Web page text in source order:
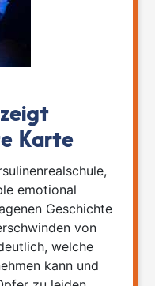
Karte
emotional
Geschichte
von
welche
kann und